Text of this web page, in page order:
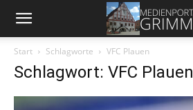
Start Schlagworte VFC Plauen
Schlagwort: VFC Plauen